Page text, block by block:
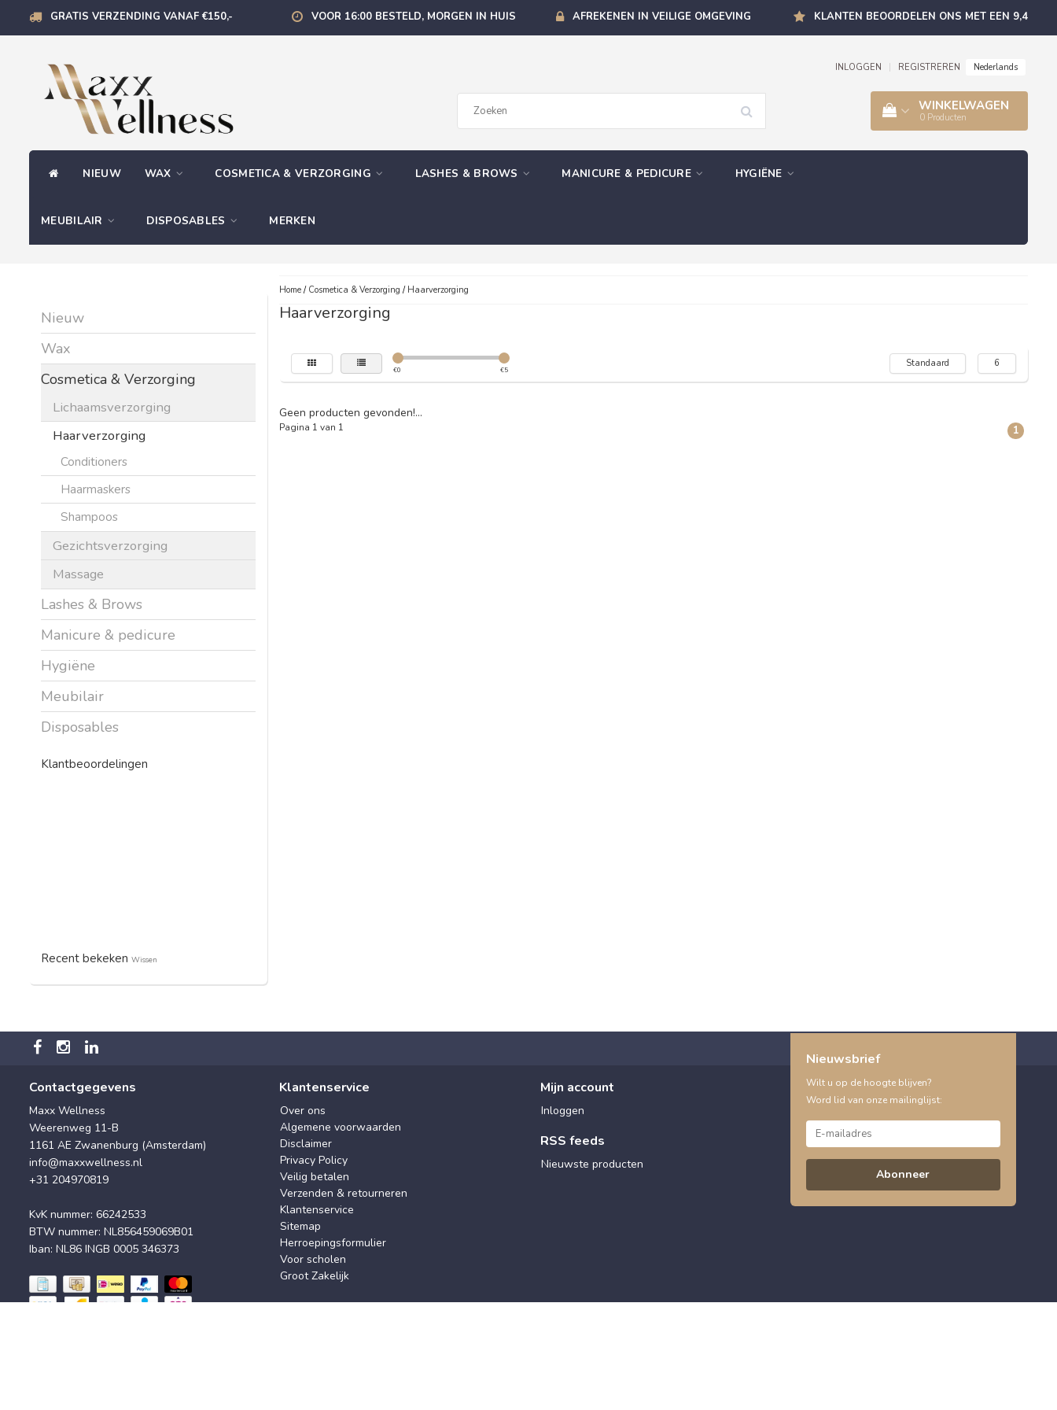
GRATIS VERZENDING VANAF €150,- VOOR 16:00 BESTELD, MORGEN IN HUIS AFREKENEN IN VEILIGE OMGEVING KLANTEN BEOORDELEN ONS MET EEN 9,4
INLOGGEN REGISTREREN Nederlands
WINKELWAGEN
0 Producten
NIEUW WAX COSMETICA & VERZORGING LASHES & BROWS MANICURE & PEDICURE HYGIËNE
MEUBILAIR DISPOSABLES MERKEN
Nieuw
Wax
Cosmetica & Verzorging
Lichaamsverzorging
Haarverzorging
Conditioners
Haarmaskers
Shampoos
Gezichtsverzorging
Massage
Lashes & Brows
Manicure & pedicure
Hygiëne
Meubilair
Disposables
Klantbeoordelingen
Recent bekeken Wissen
Home/ Cosmetica & Verzorging / Haarverzorging
Haarverzorging
€0 €5
Standaard 6
Geen producten gevonden!...
Pagina 1 van 1 1
Contactgegevens
Maxx Wellness
Weerenweg 11-B
1161 AE Zwanenburg (Amsterdam)
info@maxxwellness.nl
+31 204970819
KvK nummer: 66242533
BTW nummer: NL856459069B01
Iban: NL86 INGB 0005 346373
Klantenservice
Over ons
Algemene voorwaarden
Disclaimer
Privacy Policy
Veilig betalen
Verzenden & retourneren
Klantenservice
Sitemap
Herroepingsformulier
Voor scholen
Groot Zakelijk
Mijn account
Inloggen
RSS feeds
Nieuwste producten
Nieuwsbrief
Wilt u op de hoogte blijven?
Word lid van onze mailinglijst:
Abonneer